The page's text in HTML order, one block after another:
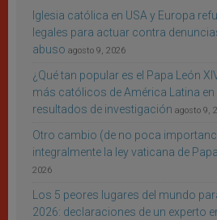
Iglesia católica en USA y Europa
legales para actuar contra
abuso agosto 9, 2026
¿Qué tan popular es el Papa León
más católicos de América Latina en
resultados de investigación agosto 9,
Otro cambio (de no poca
integralmente la ley vaticana de
2026
Los 5 peores lugares del mundo
2026: declaraciones de un experto